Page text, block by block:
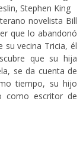
Stephen King
novelista Bill
que lo abandonó
vecina Tricia, él
que su hija
se da cuenta de
tiempo, su hijo
como escritor de